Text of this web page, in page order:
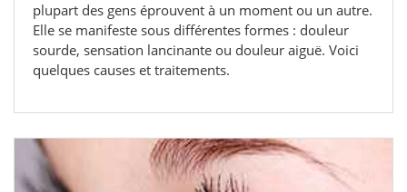
plupart des gens éprouvent à un moment ou un autre.
Elle se manifeste sous différentes formes : douleur
sourde, sensation lancinante ou douleur aiguë. Voici
quelques causes et traitements.